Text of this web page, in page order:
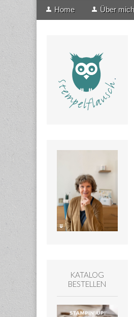
Main
Skip
Home Über mich
KATALOG
BESTELLEN